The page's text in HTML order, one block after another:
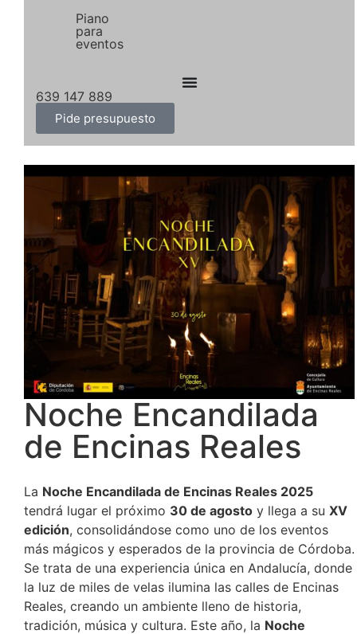
Piano
para
eventos
639 147 889
Pide presupuesto
Noche Encandilada
de Encinas Reales
La Noche Encandilada de Encinas Reales 2025
tendrá lugar el próximo 30 de agosto y llega a su XV
edición, consolidándose como uno de los eventos
más mágicos y esperados de la provincia de Córdoba.
Se trata de una experiencia única en Andalucía, donde
la luz de miles de velas ilumina las calles de Encinas
Reales, creando un ambiente lleno de historia,
tradición, música y cultura. Este año, la Noche